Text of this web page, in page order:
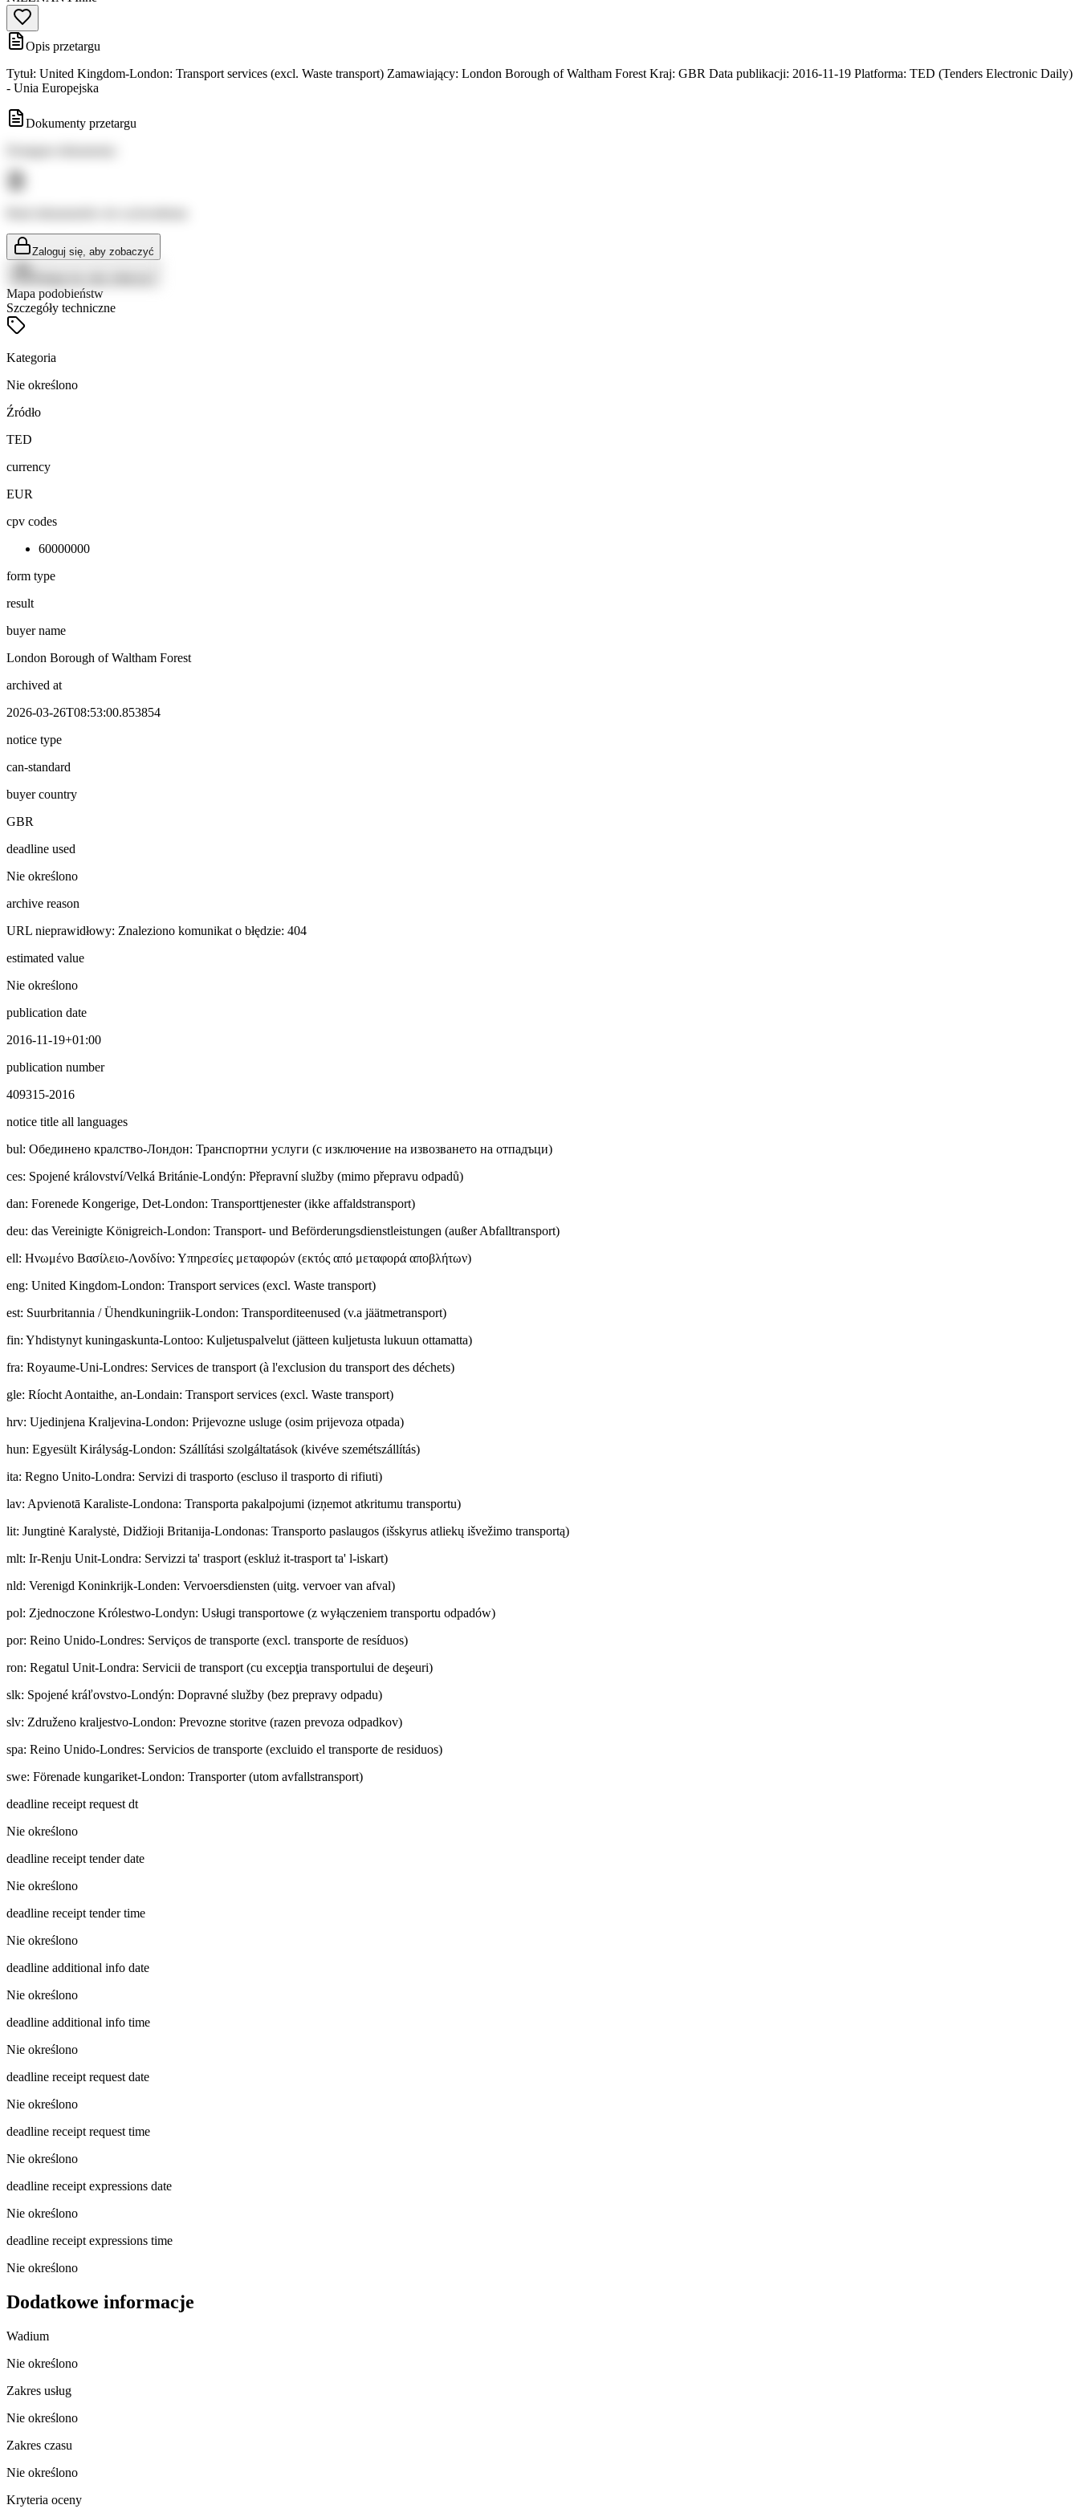
Opis przetargu
Tytuł: United Kingdom-London: Transport services (excl. Waste transport) Zamawiający: London Borough of Waltham Forest Kraj: GBR Data publikacji: 2016-11-19 Platforma: TED (Tenders Electronic Daily)
- Unia Europejska
Dokumenty przetargu
Zaloguj się, aby zobaczyć
Mapa podobieństw
Szczegóły techniczne
Kategoria
Nie określono
Źródło
TED
currency
EUR
cpv codes
60000000
form type
result
buyer name
London Borough of Waltham Forest
archived at
2026-03-26T08:53:00.853854
notice type
can-standard
buyer country
GBR
deadline used
Nie określono
archive reason
URL nieprawidłowy: Znaleziono komunikat o błędzie: 404
estimated value
Nie określono
publication date
2016-11-19+01:00
publication number
409315-2016
notice title all languages
bul: Обединено кралство-Лондон: Транспортни услуги (с изключение на извозването на отпадъци)
ces: Spojené království/Velká Británie-Londýn: Přepravní služby (mimo přepravu odpadů)
dan: Forenede Kongerige, Det-London: Transporttjenester (ikke affaldstransport)
deu: das Vereinigte Königreich-London: Transport- und Beförderungsdienstleistungen (außer Abfalltransport)
ell: Ηνωμένο Βασίλειο-Λονδίνο: Υπηρεσίες μεταφορών (εκτός από μεταφορά αποβλήτων)
eng: United Kingdom-London: Transport services (excl. Waste transport)
est: Suurbritannia / Ühendkuningriik-London: Transporditeenused (v.a jäätmetransport)
fin: Yhdistynyt kuningaskunta-Lontoo: Kuljetuspalvelut (jätteen kuljetusta lukuun ottamatta)
fra: Royaume-Uni-Londres: Services de transport (à l'exclusion du transport des déchets)
gle: Ríocht Aontaithe, an-Londain: Transport services (excl. Waste transport)
hrv: Ujedinjena Kraljevina-London: Prijevozne usluge (osim prijevoza otpada)
hun: Egyesült Királyság-London: Szállítási szolgáltatások (kivéve szemétszállítás)
ita: Regno Unito-Londra: Servizi di trasporto (escluso il trasporto di rifiuti)
lav: Apvienotā Karaliste-Londona: Transporta pakalpojumi (izņemot atkritumu transportu)
lit: Jungtinė Karalystė, Didžioji Britanija-Londonas: Transporto paslaugos (išskyrus atliekų išvežimo transportą)
mlt: Ir-Renju Unit-Londra: Servizzi ta' trasport (eskluż it-trasport ta' l-iskart)
nld: Verenigd Koninkrijk-Londen: Vervoersdiensten (uitg. vervoer van afval)
pol: Zjednoczone Królestwo-Londyn: Usługi transportowe (z wyłączeniem transportu odpadów)
por: Reino Unido-Londres: Serviços de transporte (excl. transporte de resíduos)
ron: Regatul Unit-Londra: Servicii de transport (cu excepţia transportului de deşeuri)
slk: Spojené kráľovstvo-Londýn: Dopravné služby (bez prepravy odpadu)
slv: Združeno kraljestvo-London: Prevozne storitve (razen prevoza odpadkov)
spa: Reino Unido-Londres: Servicios de transporte (excluido el transporte de residuos)
swe: Förenade kungariket-London: Transporter (utom avfallstransport)
deadline receipt request dt
Nie określono
deadline receipt tender date
Nie określono
deadline receipt tender time
Nie określono
deadline additional info date
Nie określono
deadline additional info time
Nie określono
deadline receipt request date
Nie określono
deadline receipt request time
Nie określono
deadline receipt expressions date
Nie określono
deadline receipt expressions time
Nie określono
Dodatkowe informacje
Wadium
Nie określono
Zakres usług
Nie określono
Zakres czasu
Nie określono
Kryteria oceny